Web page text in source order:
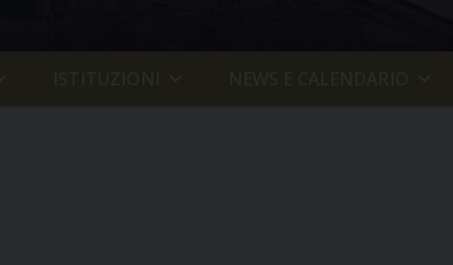
ISTITUZIONI NEWS E CALENDARIO